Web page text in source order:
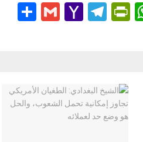
W
A
p
p
Pr
e
n
dl
T
a
m
Y
o
M
G